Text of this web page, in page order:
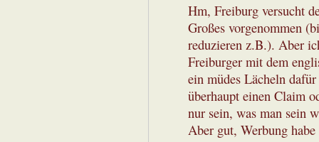
Hm, Freiburg versucht
Großes vorgenommen
reduzieren z.B.). Aber
Freiburger mit dem
ein müdes Lächeln
überhaupt einen Claim
nur sein, was man sein
Aber gut, Werbung